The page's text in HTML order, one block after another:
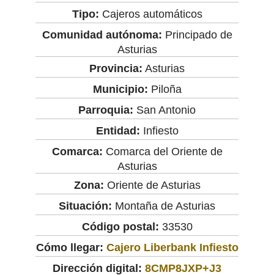
Tipo: Cajeros automáticos
Comunidad autónoma: Principado de
Asturias
Provincia: Asturias
Municipio: Piloña
Parroquia: San Antonio
Entidad: Infiesto
Comarca: Comarca del Oriente de
Asturias
Zona: Oriente de Asturias
Situación: Montaña de Asturias
Código postal: 33530
Cómo llegar: Cajero Liberbank Infiesto
Dirección digital: 8CMP8JXP+J3